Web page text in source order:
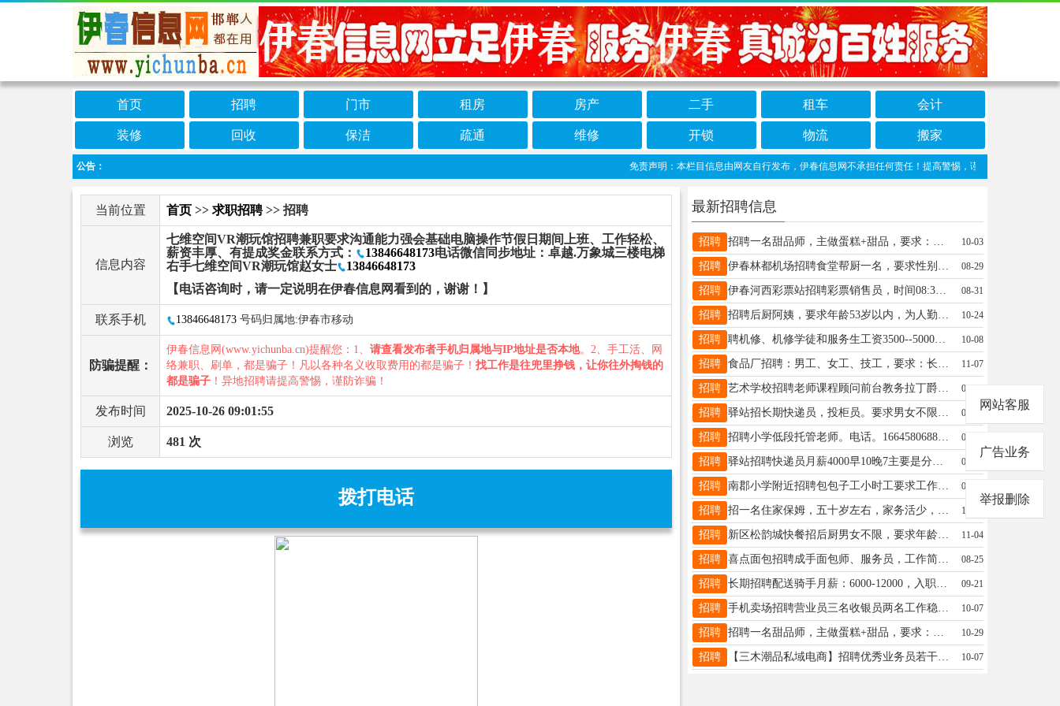
首页 招聘 门市 租房 房产 二手 租车 会计
装修 回收 保洁 疏通 维修 开锁 物流 搬家
公告： 免责声明：本栏目信息由网友自行发布，伊春信息网不承担任何责任！提高警惕，谨防诈骗！做推广、做
当前位置 首页 >> 求职招聘>> 招聘
信息内容
七维空间VR潮玩馆招聘兼职要求沟通能力强会基础电脑操作节假日期间上班、工作轻松、
薪资丰厚、有提成奖金联系方式：
13846648173电话微信同步地址：卓越.万象城三楼电梯
右手七维空间VR潮玩馆赵女士
13846648173
【电话咨询时，请一定说明在伊春信息网看到的，谢谢！】
联系手机 13846648173 号码归属地:伊春市移动
防骗提醒：
伊春信息网(www.yichunba.cn)提醒您：1、 请查看发布者手机归属地与IP地址是否本地。2、手工活、网
络兼职、刷单，都是骗子！凡以各种名义收取费用的都是骗子！ 找工作是往兜里挣钱，让你往外掏钱的
都是骗子 ！异地招聘请提高警惕，谨防诈骗！
发布时间 2025-10-26 09:01:55
浏览 481 次
拨打电话
最新招聘信息
招聘 招聘一名甜品师，主做蛋糕+甜品，要求：年龄18——30岁，女，成手优先，也可学徒工作，招长期，有上进心，早8.30——晚6，月薪4——5k➕，待遇优厚杨18204585147 10-03
招聘 伊春林都机场招聘食堂帮厨一名，要求性别女，身体健康，联系人：李经理电话13846671055李经理13846671055 08-29
招聘 伊春河西彩票站招聘彩票销售员，时间08:30-18:30，月休两天，工资3000-3500。年龄40岁以下，工资面议，有经验者优先，也可培训。。15145826155 08-31
招聘 招聘后厨阿姨，要求年龄53岁以内，为人勤快人品好，爱干净，短期勿扰，上班时间7:30-14:30乐乐茶18345873369 10-24
招聘 聘机修、机修学徒和服务生工资3500--5000，实习期3个月考核通过直接晋级，实习期工资2700包吃包住，有电工和汽电经验者优先，月带薪假4-10天（节假日不休）年龄18--35岁电话13354538994颜女士18249892521 10-08
招聘 食品厂招聘：男工、女工、技工，要求：长期稳定，身体健康，责任心强，55岁以内，联系电话：18645845555孟经理18645845555 11-07
招聘 艺术学校招聘老师课程顾问前台教务拉丁爵士街舞民舞体能模特教师模特助教薪资待遇好工作环境好微信电话同步1580458703618545488177备注：有艺术类课程顾问经验的优先。同时《吸纳优秀合作伙伴入驻》萱18545488177 09-08
招聘 驿站招长期快递员，投柜员。要求男女不限，年龄体力够就行，心细，责任心强。待遇电话联系。有经验者电联，吴先生13114587976请联系此号码吴先生17758895804 09-10
招聘 招聘小学低段托管老师。电话。16645806888陈先生16645806888 09-10
招聘 驿站招聘快递员月薪4000早10晚7主要是分拣入库送的3-4家要求40以内身体健康有需要的联系张18445845306 09-15
招聘 南郡小学附近招聘包包子工小时工要求工作认真吃苦耐劳店内氛围好老板事少早上车接电话18845847001马先生18845847001 09-06
招聘 招一名住家保姆，五十岁左右，家务活少，主要是陪伴聊天，有意者与我联系，工资面议。高先生13846684580 10-08
招聘 新区松韵城快餐招后厨男女不限，要求年龄不超过四十五岁，微信电话13846628299宋13846628299 11-04
招聘 喜点面包招聘成手面包师、服务员，工作简单、易上手、中午供饭，要求：干活干净利索、有责任心。联系电话：18714779993联系电话：18714779993女士18714779993 08-25
招聘 长期招聘配送骑手月薪：6000-12000，入职奖励2000，车辆电瓶首月免费使用，车辆补贴1000，老骑手回归奖2000元????????业务经理：月薪4000-7000，20岁以上，男女不限，学历不限，有无经验均可陈女士18504581458 09-21
招聘 手机卖场招聘营业员三名收银员两名工作稳定月休三天联系电话18545486669赵经理18545486669 10-07
招聘 招聘一名甜品师，主做蛋糕+甜品，要求：年龄18——30岁，女，成手优先，也可学徒工作【包教会，招长期，有上进心，早8.30——晚6，成手工资4000➕待遇优厚杨18204585147 10-29
招聘 【三木潮品私域电商】招聘优秀业务员若干任职要求：年龄18-35销售经验电商运营经验优先熟悉微信生态私域运营经验优先岗位职责：私域流量运营团队自带流量上手简单无需外出承接线上私域引流用户日常toC接待客户解答问题沟通负责小程序店铺及朋友圈运营有效提升用户转化复购率GMV及领导交代的其他事物带薪试用期7天业务能力上手快可提前转正底薪➕提成➕绩效➕奖金综合工资5xxx-1xxxx工作优点：都是年轻人工作氛围轻松可以学到专业知识发展前景无限好工资待遇高碾压平均工资工作地点：新区工作时间：11:00-22:00联系人：三木13382153336三木潮品团队欢迎您的加入王先生17262598313 10-07
网站客服
广告业务
举报删除